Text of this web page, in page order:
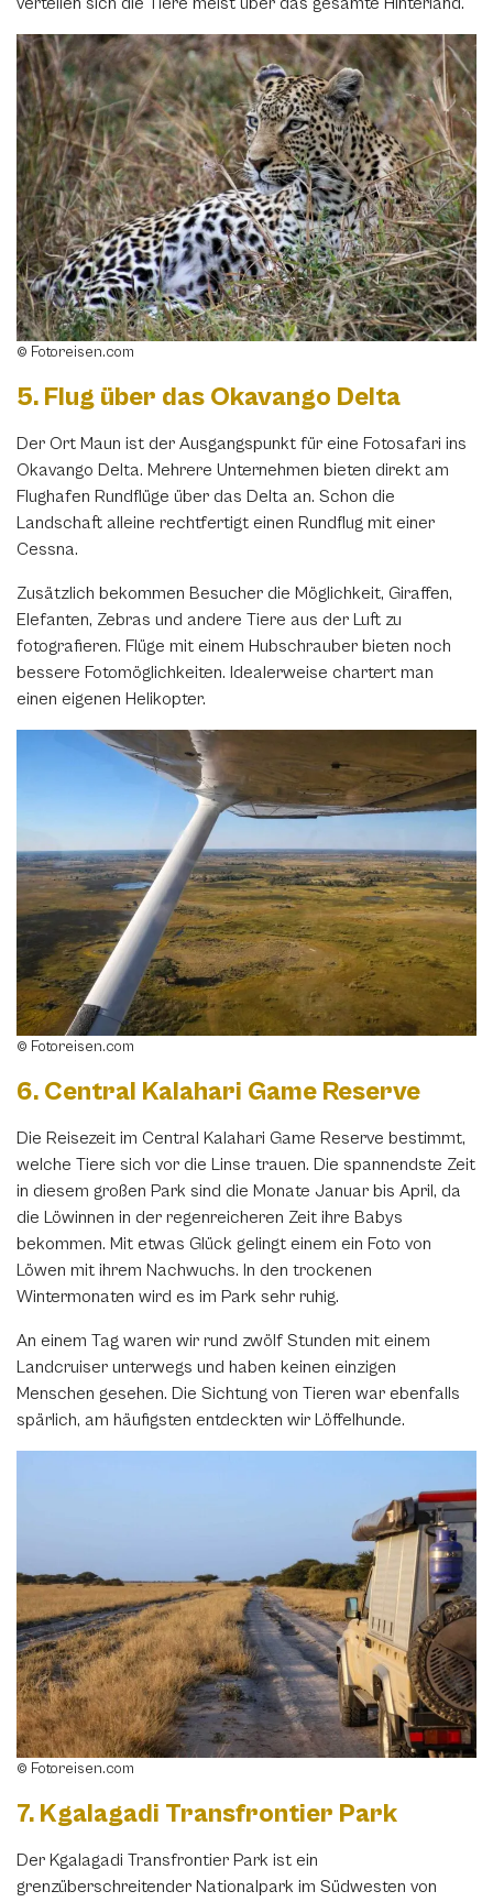
7 Fototipps für Botswana
Facebook
Twitter
WhatsApp
per E-Mail senden
Link kopieren
© Fotoreisen.com
5. Flug über das Okavango Delta
Der Ort Maun ist der Ausgangspunkt für eine Fotosafari ins
Okavango Delta. Mehrere Unternehmen bieten direkt am
Flughafen Rundflüge über das Delta an. Schon die
Landschaft alleine rechtfertigt einen Rundflug mit einer
Cessna.
Zusätzlich bekommen Besucher die Möglichkeit, Giraffen,
Elefanten, Zebras und andere Tiere aus der Luft zu
fotografieren. Flüge mit einem Hubschrauber bieten noch
bessere Fotomöglichkeiten. Idealerweise chartert man
einen eigenen Helikopter.
© Fotoreisen.com
6. Central Kalahari Game Reserve
Die Reisezeit im Central Kalahari Game Reserve bestimmt,
welche Tiere sich vor die Linse trauen. Die spannendste Zeit
in diesem großen Park sind die Monate Januar bis April, da
die Löwinnen in der regenreicheren Zeit ihre Babys
bekommen. Mit etwas Glück gelingt einem ein Foto von
Löwen mit ihrem Nachwuchs. In den trockenen
Wintermonaten wird es im Park sehr ruhig.
An einem Tag waren wir rund zwölf Stunden mit einem
Landcruiser unterwegs und haben keinen einzigen
Menschen gesehen. Die Sichtung von Tieren war ebenfalls
spärlich, am häufigsten entdeckten wir Löffelhunde.
© Fotoreisen.com
7. Kgalagadi Transfrontier Park
Der Kgalagadi Transfrontier Park ist ein
grenzüberschreitender Nationalpark im Südwesten von